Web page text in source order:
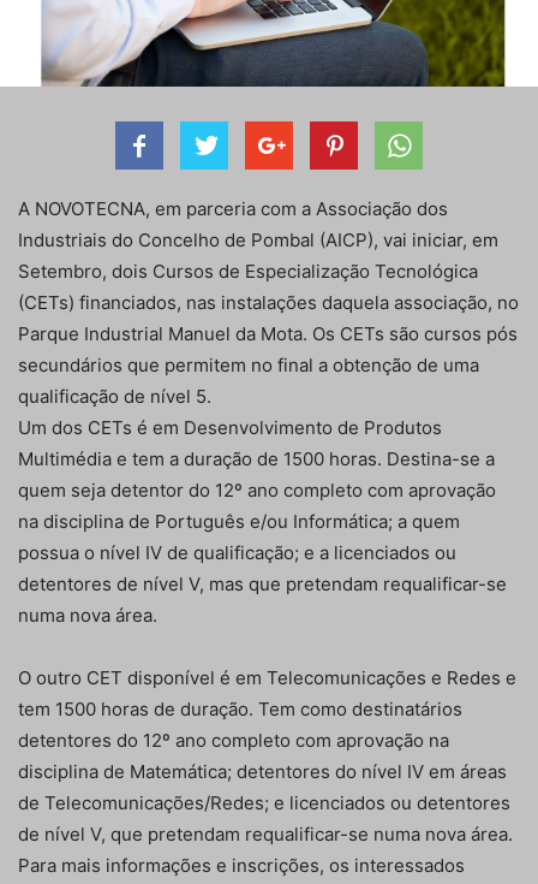
A NOVOTECNA, em parceria com a Associação dos
Industriais do Concelho de Pombal (AICP), vai iniciar, em
Setembro, dois Cursos de Especialização Tecnológica
(CETs) financiados, nas instalações daquela associação, no
Parque Industrial Manuel da Mota. Os CETs são cursos pós
secundários que permitem no final a obtenção de uma
qualificação de nível 5.
Um dos CETs é em Desenvolvimento de Produtos
Multimédia e tem a duração de 1500 horas. Destina-se a
quem seja detentor do 12º ano completo com aprovação
na disciplina de Português e/ou Informática; a quem
possua o nível IV de qualificação; e a licenciados ou
detentores de nível V, mas que pretendam requalificar-se
numa nova área.
O outro CET disponível é em Telecomunicações e Redes e
tem 1500 horas de duração. Tem como destinatários
detentores do 12º ano completo com aprovação na
disciplina de Matemática; detentores do nível IV em áreas
de Telecomunicações/Redes; e licenciados ou detentores
de nível V, que pretendam requalificar-se numa nova área.
Para mais informações e inscrições, os interessados